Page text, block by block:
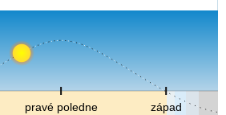
pravé poledne západ